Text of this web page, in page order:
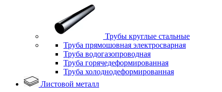
Трубы круглые стальные
Труба прямошовная электросварная
Труба водогазопроводная
Труба горячедеформированная
Труба холоднодеформированная
Листовой металл